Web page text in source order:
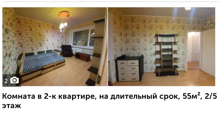
2
Комната в 2-к квартире, на длительный срок, 55м², 2/5
этаж